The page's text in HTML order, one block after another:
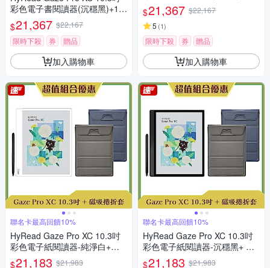
彩色電子書閱讀器(沉穩黑)+10.
3吋側翻軟膠殼 (組合)
$21,367 $22,167
限時下殺
券 贈品
加入購物車
聯名卡最高回饋10%
HyRead Gaze Pro XC 10.3吋
彩色電子紙閱讀器-純淨白+磁
吸捲折套 (組合)
$21,183 $21,983
3吋側翻軟膠殼 (組合)
$21,367 $22,167
5 (1)
限時下殺 券 贈品
加入購物車
聯名卡最高回饋10%
HyRead Gaze Pro XC 10.3吋
彩色電子紙閱讀器-沉穩黑+ 磁
吸捲折套 (組合)
$21,183 $21,983